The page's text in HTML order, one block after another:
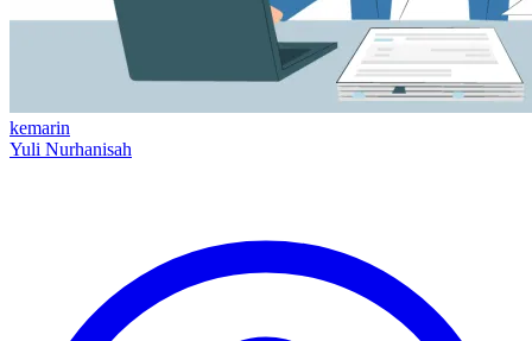
kemarin
Yuli Nurhanisah